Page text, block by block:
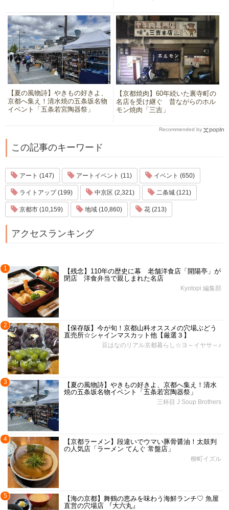
【夏の風物詩】やきもの好きよ、
京都へ集え！清水焼の五条坂名物
イベント「五条若宮陶器祭」
【京都焼肉】60年続いた裏寺町の
名店を受け継ぐ 昔ながらのホル
モン焼肉「三吉」
Recommended by
この記事のキーワード
アート (147) アートイベント (11) イベント (650)
ライトアップ (199) 中京区 (2,321) 二条城 (121)
京都市 (10,159) 地域 (10,860) 花 (213)
アクセスランキング
1
【残念】110年の歴史に幕 老舗洋食店「開陽亭」が
閉店 洋食弁当で親しまれた名店
Kyotopi 編集部
2
【保存版】今が旬！京都山科オススメの穴場ぶどう
直売所☆シャインマスカット他【厳選３】
豆はなのリアル京都暮らし☆ヨ～イヤサ～♪
3
【夏の風物詩】やきもの好きよ、京都へ集え！清水
焼の五条坂名物イベント「五条若宮陶器祭」
三杯目 J Soup Brothers
4
【京都ラーメン】段違いでウマい豚骨醤油！太鼓判
の人気店「ラーメン てんぐ 常盤店」
柳町イズル
5
【海の京都】舞鶴の恵みを味わう海鮮ランチ♡ 魚屋
直営の穴場店 『大六丸』